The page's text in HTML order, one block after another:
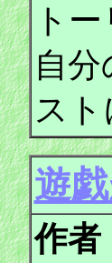
ト
自
ス
遊
作者